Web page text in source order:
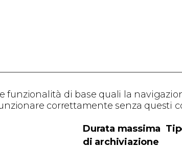
funzionalità di base quali la
correttamente senza questi
Durata massima
di archiviazione